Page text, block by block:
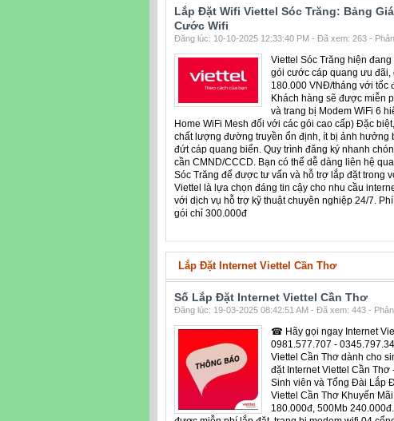
Lắp Đặt Wifi Viettel Sóc Trăng: Bảng
Cước Wifi
Đăng lúc: 10-10-2025 12:33:40 PM - Đã xem: 263 -
Viettel Sóc Trăng hiện
gói cước cáp quang ưu đãi,
180.000 VNĐ/tháng với tốc
Khách hàng sẽ được miễn
và trang bị Modem WiFi 6
Home WiFi Mesh đối với các gói cao cấp) Đặc
chất lượng đường truyền ổn định, ít bị ảnh hưởng
đứt cáp quang biển. Quy trình đăng ký nhanh
cần CMND/CCCD. Bạn có thể dễ dàng liên hệ
Sóc Trăng để được tư vấn và hỗ trợ lắp đặt trong
Viettel là lựa chọn đáng tin cậy cho nhu cầu
với dịch vụ hỗ trợ kỹ thuật chuyên nghiệp 24/7.
gói chỉ 300.000đ
Lắp Đặt Internet Viettel Cần Thơ
Số Lắp Đặt Internet Viettel Cần Thơ
Đăng lúc: 19-03-2025 08:42:51 AM - Đã xem: 443 -
☎ Hãy gọi ngay Internet
0981.577.707 -
Viettel Cần Thơ dành cho
đặt Internet Viettel Cần Thơ
Sinh viên và Tổng Đài Lắp
Viettel Cần Thơ Khuyến
180.000đ, 500Mb